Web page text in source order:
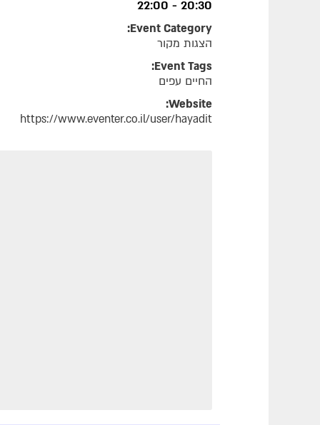
20:30 - 22:00
Event Category:
הצגות מקור
Event Tags:
החיים עפים
Website:
https://www.eventer.co.il/user/hayadit